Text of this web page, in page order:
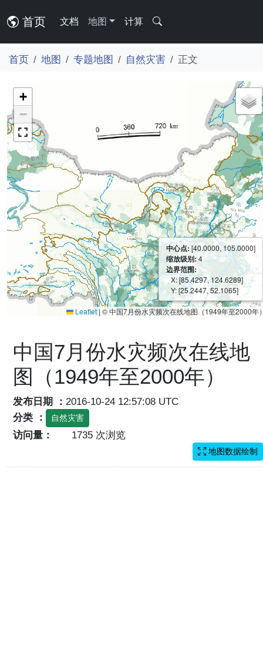
首页 文档 地图 计算
首页 地图 专题地图 自然灾害 正文
+
−
中心点:[40.0000, 105.0000]
缩放级别:4
边界范围:
X: [85.4297, 124.6289]
Y: [25.2447, 52.1065]
Leaflet|© 中国7月份水灾频次在线地图（1949年至2000年
中国7月份水灾频次在线地
图（1949年至2000年）
发布日期 ： 2016-10-24 12:57:08 UTC
分类 ：
自然灾害
访问量： 1735 次浏览
地图数据绘制